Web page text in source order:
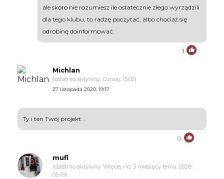
ale skoro nie rozumiesz ile ostatecznie złego wyrządzili
dla tego klubu, to radzę poczytać, albo chociaż się
odrobinę doinformować.
1
Michlan
(ostatnio aktywny: Dzisiaj, 15:02)
27 listopada 2020, 19:17
Ty i ten Twój projekt...
0
mufi
(ostatnio aktywny: Więcej niż 3 miesięcy temu, 2026-
05-19)